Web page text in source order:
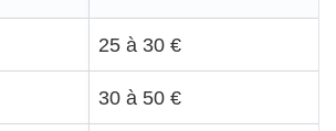
25 à 30 €
30 à 50 €